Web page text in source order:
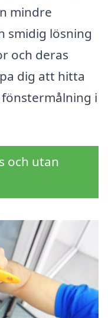
mindre
smidig lösning
och deras
dig att hitta
i
och utan